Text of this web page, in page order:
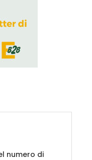
numero di